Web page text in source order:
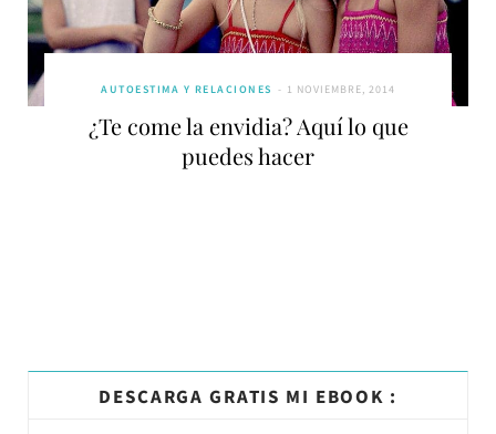
AUTOESTIMA Y RELACIONES 1 NOVIEMBRE, 2014
¿Te come la envidia? Aquí lo que
puedes hacer
DESCARGA GRATIS MI EBOOK :